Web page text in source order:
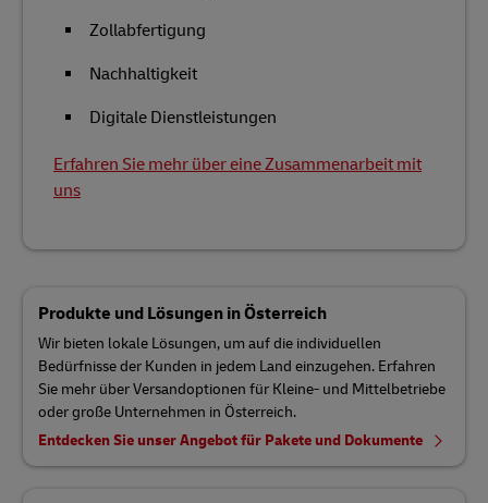
Zollabfertigung
Nachhaltigkeit
Digitale Dienstleistungen
Erfahren Sie mehr über eine Zusammenarbeit mit
uns
Produkte und Lösungen in Österreich
Wir bieten lokale Lösungen, um auf die individuellen
Bedürfnisse der Kunden in jedem Land einzugehen. Erfahren
Sie mehr über Versandoptionen für Kleine- und Mittelbetriebe
oder große Unternehmen in Österreich.
Entdecken Sie unser Angebot für Pakete und Dokumente